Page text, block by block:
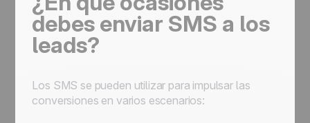
debes enviar SMS a los
leads?
Los SMS se pueden utilizar para impulsar las
conversiones en varios escenarios: